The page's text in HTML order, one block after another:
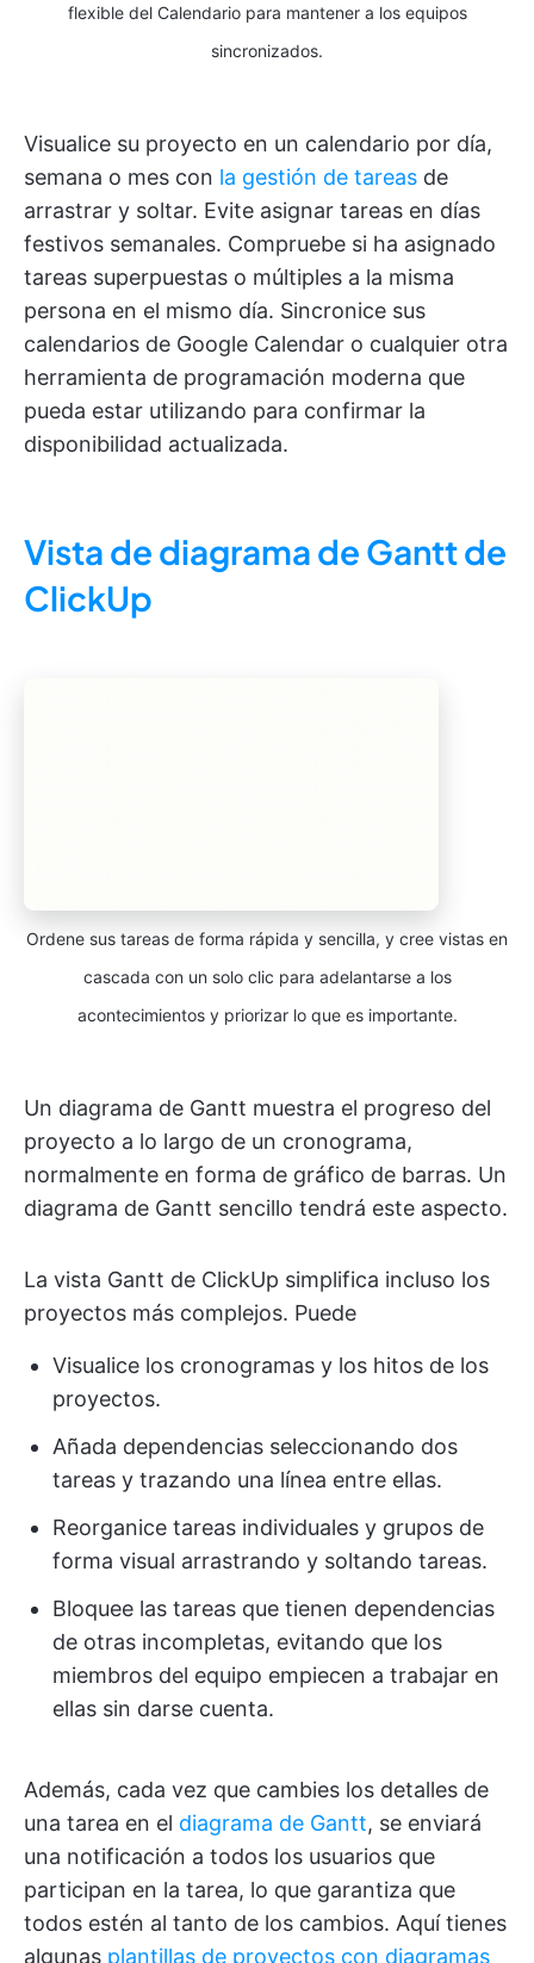
flexible del Calendario para mantener a los equipos
sincronizados.
Visualice su proyecto en un calendario por día,
semana o mes con la gestión de tareas de
arrastrar y soltar. Evite asignar tareas en días
festivos semanales. Compruebe si ha asignado
tareas superpuestas o múltiples a la misma
persona en el mismo día. Sincronice sus
calendarios de Google Calendar o cualquier otra
herramienta de programación moderna que
pueda estar utilizando para confirmar la
disponibilidad actualizada.
Vista de diagrama de Gantt de
ClickUp
Ordene sus tareas de forma rápida y sencilla, y cree vistas en
cascada con un solo clic para adelantarse a los
acontecimientos y priorizar lo que es importante.
Un diagrama de Gantt muestra el progreso del
proyecto a lo largo de un cronograma,
normalmente en forma de gráfico de barras. Un
diagrama de Gantt sencillo tendrá este aspecto.
La vista Gantt de ClickUp simplifica incluso los
proyectos más complejos. Puede
Visualice los cronogramas y los hitos de los
proyectos.
Añada dependencias seleccionando dos
tareas y trazando una línea entre ellas.
Reorganice tareas individuales y grupos de
forma visual arrastrando y soltando tareas.
Bloquee las tareas que tienen dependencias
de otras incompletas, evitando que los
miembros del equipo empiecen a trabajar en
ellas sin darse cuenta.
Además, cada vez que cambies los detalles de
una tarea en el diagrama de Gantt, se enviará
una notificación a todos los usuarios que
participan en la tarea, lo que garantiza que
todos estén al tanto de los cambios. Aquí tienes
algunas plantillas de proyectos con diagramas